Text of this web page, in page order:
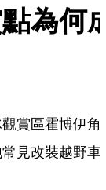
為何
賞區霍博伊角
見改裝越野車